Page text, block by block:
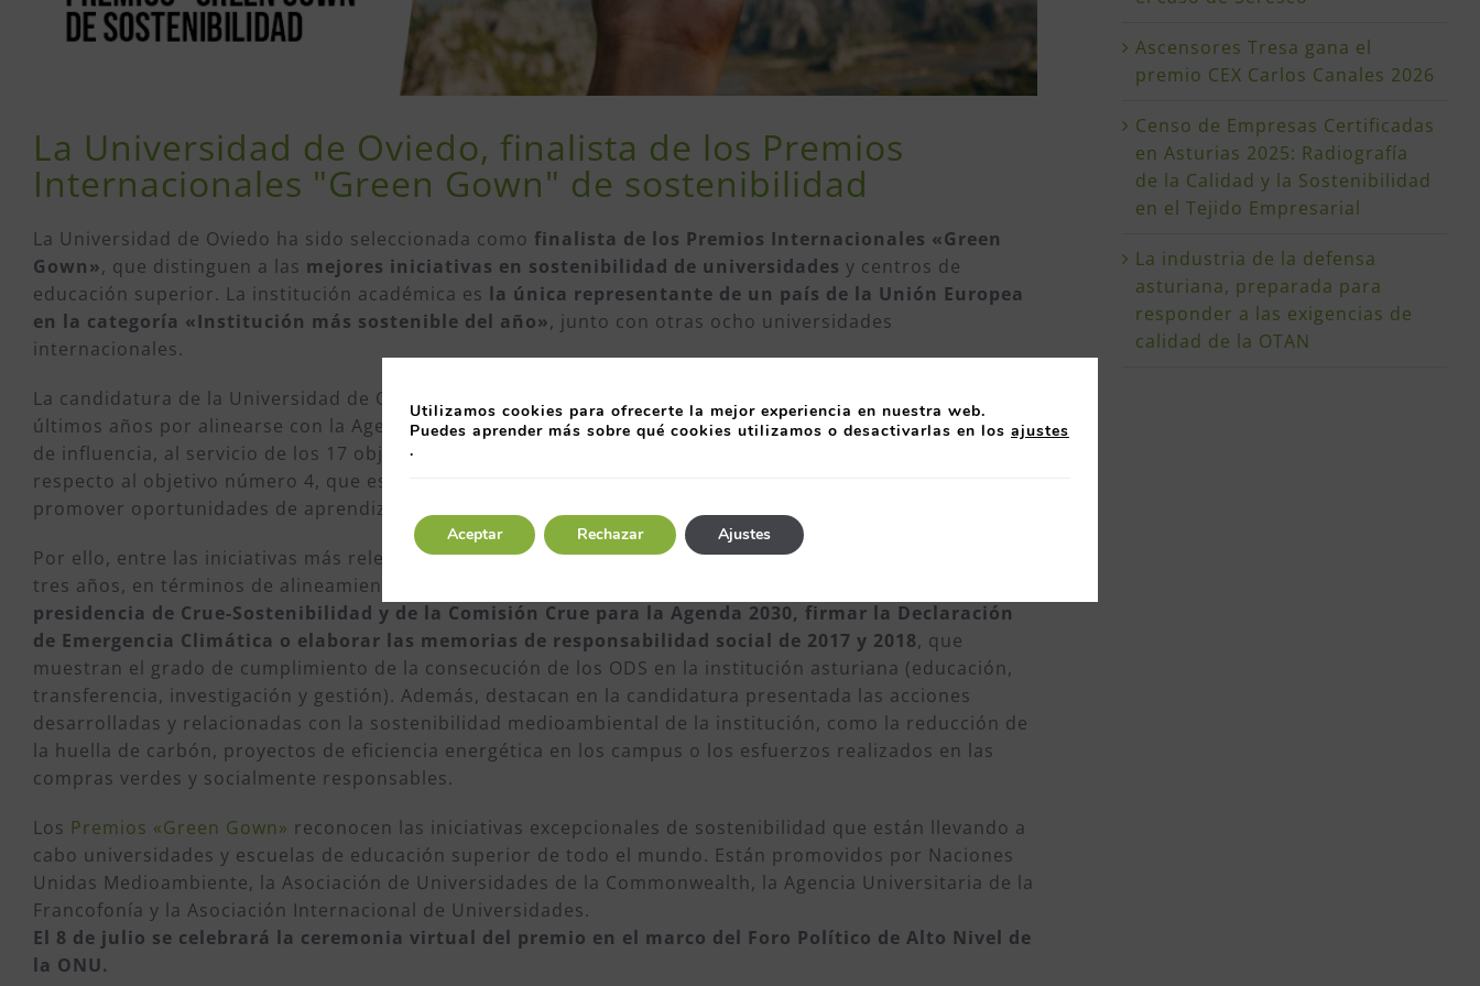
La Universidad de Oviedo, finalista de los Premios
Internacionales "Green Gown" de sostenibilidad
La Universidad de Oviedo ha sido seleccionada como finalista de los Premios Internacionales «Green
Gown», que distinguen a las mejores iniciativas en sostenibilidad de universidades y centros de
educación superior. La institución académica es la única representante de un país de la Unión Europea
en la categoría «Institución más sostenible del año», junto con otras ocho universidades
internacionales.
La candidatura de la Universidad de Oviedo surge a raíz del esfuerzo que ha hecho la institución en los
últimos años por alinearse con la Agenda 2030, identificando sus recursos, aptitudes, así como su espacio
de influencia, al servicio de los 17 objetivos Objetivo de Desarrollo Sostenible (ODS) planteados -no solo
respecto al objetivo número 4, que es garantizar una educación inclusiva, equitativa y de calidad y
promover oportunidades de aprendizaje durante toda la vida para todos y todas-.
Por ello, entre las iniciativas más relevantes que ha llevado a cabo la Universidad de Oviedo en los últimos
tres años, en términos de alineamiento y consecución de los ODS, están por ejemplo
presidencia de Crue-Sostenibilidad y de la Comisión Crue para la Agenda 2030, firmar la Declaración
de Emergencia Climática o elaborar las memorias de responsabilidad social de 2017 y 2018, que
muestran el grado de cumplimiento de la consecución de los ODS en la institución asturiana (educación,
transferencia, investigación y gestión). Además, destacan en la candidatura presentada las acciones
desarrolladas y relacionadas con la sostenibilidad medioambiental de la institución, como la reducción de
la huella de carbón, proyectos de eficiencia energética en los campus o los esfuerzos realizados en las
compras verdes y socialmente responsables.
Los Premios «Green Gown» reconocen las iniciativas excepcionales de sostenibilidad que están llevando a
cabo universidades y escuelas de educación superior de todo el mundo. Están promovidos por Naciones
Unidas Medioambiente, la Asociación de Universidades de la Commonwealth, la Agencia Universitaria de la
Francofonía y la Asociación Internacional de Universidades.
El 8 de julio se celebrará la ceremonia virtual del premio en el marco del Foro Político de Alto Nivel de
la ONU.
Ascensores Tresa gana el
premio CEX Carlos Canales 2026
Censo de Empresas Certificadas
en Asturias 2025: Radiografía
de la Calidad y la Sostenibilidad
en el Tejido Empresarial
La industria de la defensa
asturiana, preparada para
responder a las exigencias de
calidad de la OTAN
Utilizamos cookies para ofrecerte la mejor experiencia en nuestra web.
Puedes aprender más sobre qué cookies utilizamos o desactivarlas en los ajustes
.
Aceptar Rechazar Ajustes